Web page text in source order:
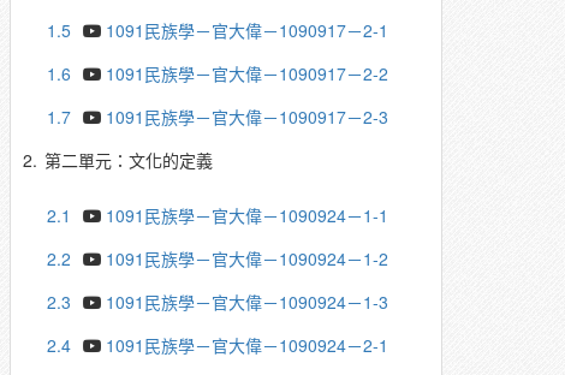
1.5
1091民族學－官大偉－1090917－2-1
1.6
1091民族學－官大偉－1090917－2-2
1.7
1091民族學－官大偉－1090917－2-3
2. 第二單元：文化的定義
2.1
1091民族學－官大偉－1090924－1-1
2.2
1091民族學－官大偉－1090924－1-2
2.3
1091民族學－官大偉－1090924－1-3
2.4
1091民族學－官大偉－1090924－2-1